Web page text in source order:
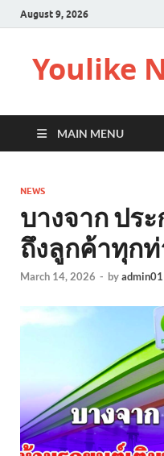
August 9, 2026
Youlike
MAIN MENU
NEWS
บางจาก ปร
ถึงลูกค้าทุก
March 14, 2026 - byadmin01